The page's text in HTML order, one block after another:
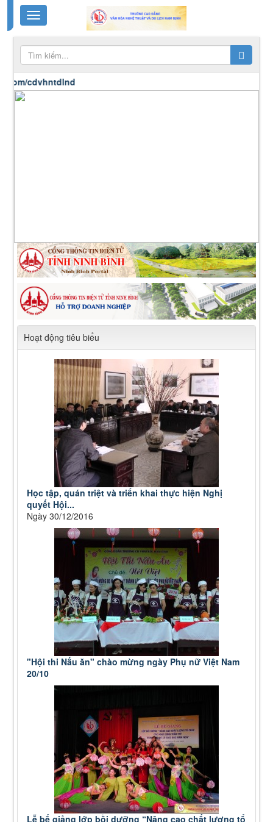
Hoạt động tiêu biểu
Học tập, quán triệt và triển khai thực hiện Nghị
quyết Hội...
Ngày 30/12/2016
"Hội thi Nấu ăn" chào mừng ngày Phụ nữ Việt Nam
20/10
Lễ bế giảng lớp bồi dưỡng “Nâng cao chất lượng tổ